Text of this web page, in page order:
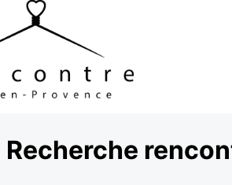
Recherche